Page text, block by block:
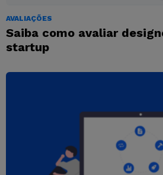
AVALIAÇÕES
Saiba como avaliar
startup